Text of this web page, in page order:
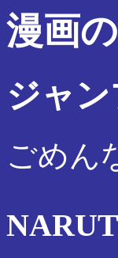
漫画
ジャ
ごめん